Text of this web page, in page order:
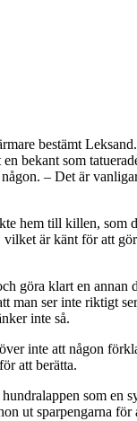
bestämt
bekant som
– Det är
hem till killen, som
är känt för att
klart en annan
man ser inte riktigt
inte så.
inte att någon
att berätta.
som en
ut sparpengarna för